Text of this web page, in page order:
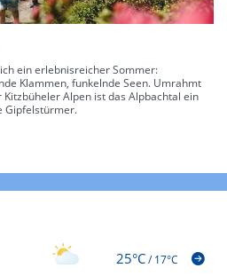
ein erlebnisreicher Sommer:
Klammen, funkelnde Seen. Umrahmt
Alpen ist das Alpbachtal ein
Gipfelstürmer.
25°C/17°C